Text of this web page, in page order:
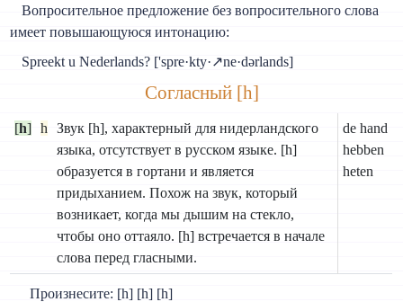
Вопросительное предложение без вопросительного слова
имеет повышающуюся интонацию:
Spreekt u Nederlands? ['spre·kty·↗ne·dərlands]
Согласный [h]
[h] h
Звук [h], характерный для нидерландского
языка, отсутствует в русском языке. [h]
образуется в гортани и является
придыханием. Похож на звук, который
возникает, когда мы дышим на стекло,
чтобы оно оттаяло. [h] встречается в начале
слова перед гласными.
de hand
hebben
heten
Произнесите: [h] [h] [h]